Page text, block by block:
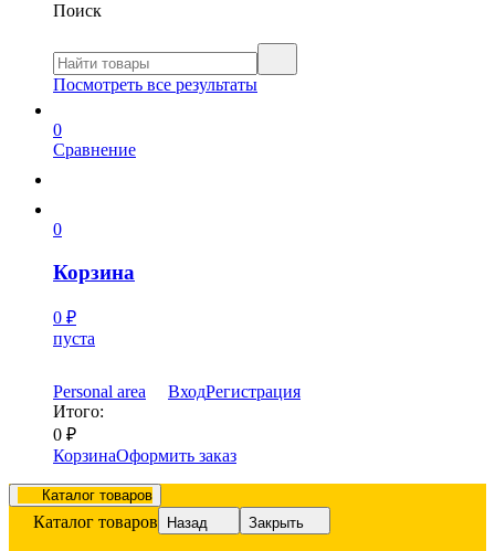
Поиск
Посмотреть все результаты
0
Сравнение
0
Корзина
0 ₽
пуста
Personal area ВходРегистрация
Итого:
0 ₽
КорзинаОформить заказ
Каталог товаров
Каталог товаров Назад Закрыть